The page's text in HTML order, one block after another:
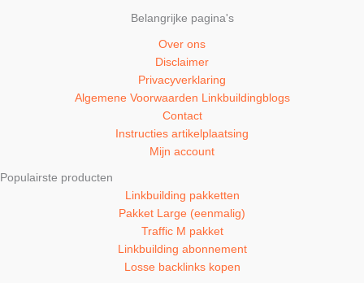
Belangrijke pagina's
Over ons
Disclaimer
Privacyverklaring
Algemene Voorwaarden Linkbuildingblogs
Contact
Instructies artikelplaatsing
Mijn account
Populairste producten
Linkbuilding pakketten
Pakket Large (eenmalig)
Traffic M pakket
Linkbuilding abonnement
Losse backlinks kopen